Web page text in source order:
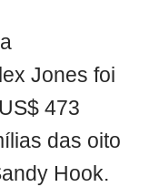
Jones foi
473
das oito
Hook.